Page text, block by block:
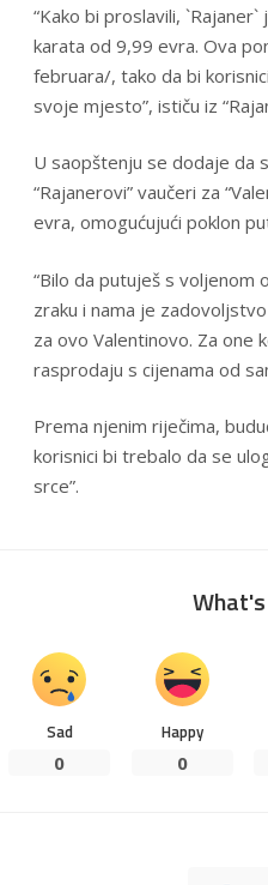
“Kako bi proslavili,
karata od 9,99 evra. Ova
februara/, tako da bi
svoje mjesto”, ističu iz
U saopštenju se dodaje da
“Rajanerovi” vaučeri za
evra, omogućujući poklon
“Bilo da putuješ s voljenom
zraku i nama je
za ovo Valentinovo. Za one
rasprodaju s cijenama od
Prema njenim riječima,
korisnici bi trebalo da se
srce”.
Sad
0
Happy
0